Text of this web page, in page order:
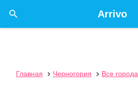
Arrivo

Главная  Черногория  Все города